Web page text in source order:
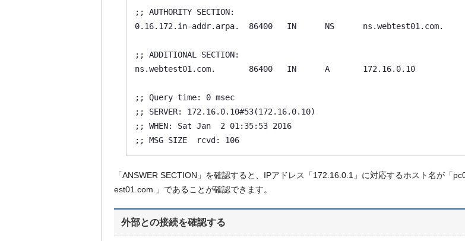
;; AUTHORITY SECTION:
0.16.172.in-addr.arpa.  86400   IN      NS      ns.webtest01.com.
;; ADDITIONAL SECTION:
ns.webtest01.com.       86400   IN      A       172.16.0.10
;; Query time: 0 msec
;; SERVER: 172.16.0.10#53(172.16.0.10)
;; WHEN: Sat Jan  2 01:35:53 2016
;; MSG SIZE  rcvd: 106
「ANSWER SECTION」を確認すると、IPアドレス「172.16.0.1」に対応するホスト名が「
est01.com.」であることが確認できます。
外部との接続を確認する